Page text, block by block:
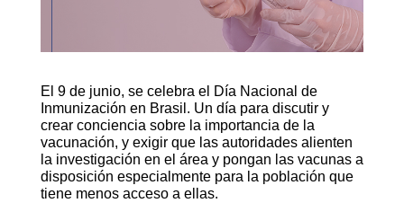
El 9 de junio, se celebra el Día Nacional de
Inmunización en Brasil. Un día para discutir y
crear conciencia sobre la importancia de la
vacunación, y exigir que las autoridades alienten
la investigación en el área y pongan las vacunas a
disposición especialmente para la población que
tiene menos acceso a ellas.